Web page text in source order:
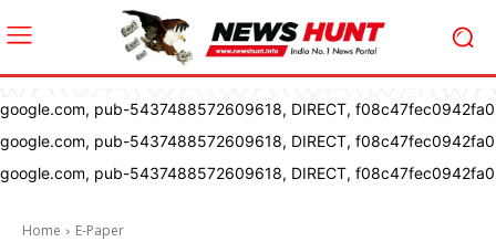
google.com, pub-5437488572609618, DIRECT, f08c47fec0942fa0
google.com, pub-5437488572609618, DIRECT, f08c47fec0942fa0
google.com, pub-5437488572609618, DIRECT, f08c47fec0942fa0
Home E-Paper